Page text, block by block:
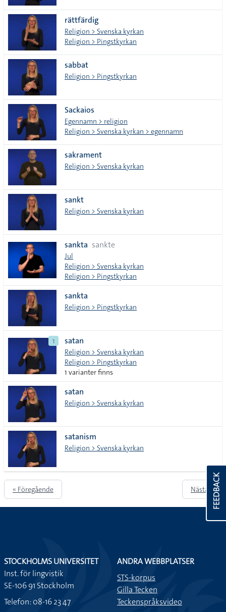
rättfärdig
Religion > Svenska kyrkan
Religion > Pingstkyrkan
sabbat
Religion > Pingstkyrkan
Sackaios
Egennamn > religion
Religion > Svenska kyrkan > egennamn
sakrament
Religion > Svenska kyrkan
sankt
Religion > Svenska kyrkan
sankta sankte
Jul
Religion > Svenska kyrkan
Religion > Pingstkyrkan
sankta
Religion > Pingstkyrkan
1 satan
Religion > Svenska kyrkan
Religion > Pingstkyrkan
1 varianter finns
satan
Religion > Svenska kyrkan
satanism
Religion > Svenska kyrkan
« Föregående Nästa » FEEDBACK
STOCKHOLMS UNIVERSITET
Inst. för lingvistik
SE-106 91 Stockholm
Telefon: 08-16 23 47
ANDRA WEBBPLATSER
STS-korpus
Gilla Tecken
Teckenspråksvideo